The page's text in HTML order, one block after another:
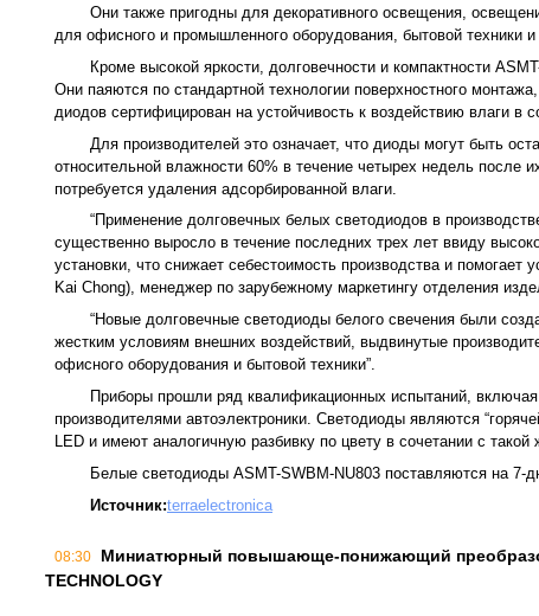
Они также пригодны для декоративного освещения,
для офисного и промышленного оборудования, бытовой техники
Кроме высокой яркости, долговечности и компактности
Они паяются по стандартной технологии поверхностного
диодов сертифицирован на устойчивость к воздействию влаги в
Для производителей это означает, что диоды могут быть
относительной влажности 60% в течение четырех недель после
потребуется удаления адсорбированной влаги.
“Применение долговечных белых светодиодов в
существенно выросло в течение последних трех лет ввиду
установки, что снижает себестоимость производства и
Kai Chong), менеджер по зарубежному маркетингу отделения
“Новые долговечные светодиоды белого свечения были
жестким условиям внешних воздействий, выдвинутые
офисного оборудования и бытовой техники”.
Приборы прошли ряд квалификационных испытаний,
производителями автоэлектроники. Светодиоды являются
LED и имеют аналогичную разбивку по цвету в сочетании с
Белые светодиоды ASMT-SWBM-NU803 поставляются на 7-
Источник:terraelectronica
08:30
Миниатюрный повышающе-понижающий
TECHNOLOGY